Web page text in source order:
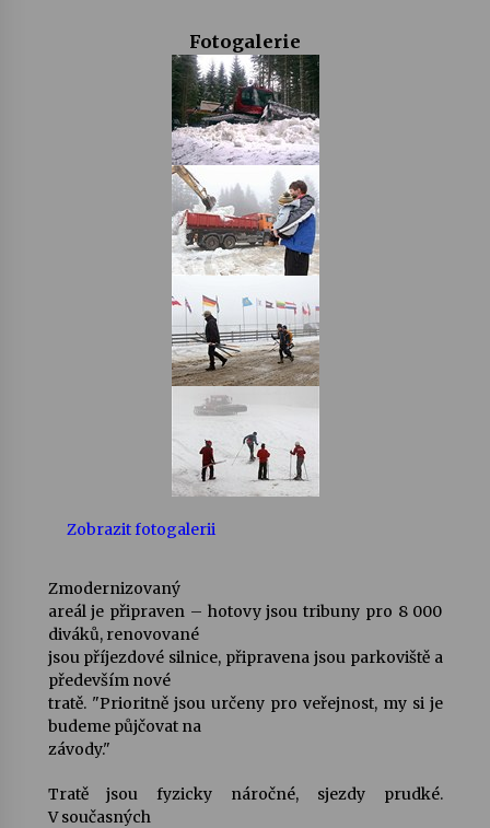
Varhanní recitál Michala Novenka v Klášteře
Želiv
3. 7. 2026
Petr Adamec – Malovaný svět
30. 6. 2026
Fotogalerie
Zobrazit fotogalerii
Zmodernizovaný
areál je připraven – hotovy jsou tribuny pro 8 000
diváků, renovované
jsou příjezdové silnice, připravena jsou parkoviště a
především nové
tratě. "Prioritně jsou určeny pro veřejnost, my si je
budeme půjčovat na
závody."
Tratě jsou fyzicky náročné, sjezdy prudké.
V současných